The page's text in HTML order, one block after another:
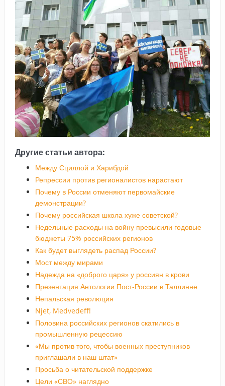
Другие статьи автора:
Между Сциллой и Харибдой
Репрессии против регионалистов нарастают
Почему в России отменяют первомайские
демонстрации?
Почему российская школа хуже советской?
Недельные расходы на войну превысили годовые
бюджеты 75% российских регионов
Как будет выглядеть распад России?
Мост между мирами
Надежда на «доброго царя» у россиян в крови
Презентация Антологии Пост-России в Таллинне
Непальская революция
Njet, Medvedeff!
Половина российских регионов скатились в
промышленную рецессию
«Мы против того, чтобы военных преступников
приглашали в наш штат»
Просьба о читательской поддержке
Цели «СВО» наглядно